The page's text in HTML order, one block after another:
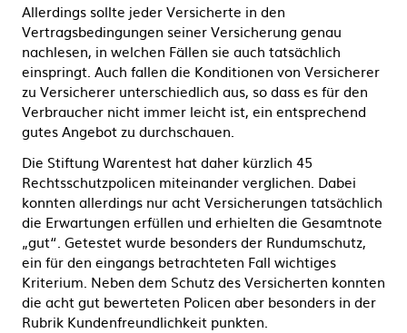
Allerdings sollte jeder Versicherte in den
Vertragsbedingungen seiner Versicherung genau
nachlesen, in welchen Fällen sie auch tatsächlich
einspringt. Auch fallen die Konditionen von Versicherer
zu Versicherer unterschiedlich aus, so dass es für den
Verbraucher nicht immer leicht ist, ein entsprechend
gutes Angebot zu durchschauen.
Die Stiftung Warentest hat daher kürzlich 45
Rechtsschutzpolicen miteinander verglichen. Dabei
konnten allerdings nur acht Versicherungen tatsächlich
die Erwartungen erfüllen und erhielten die Gesamtnote
„gut“. Getestet wurde besonders der Rundumschutz,
ein für den eingangs betrachteten Fall wichtiges
Kriterium. Neben dem Schutz des Versicherten konnten
die acht gut bewerteten Policen aber besonders in der
Rubrik Kundenfreundlichkeit punkten.